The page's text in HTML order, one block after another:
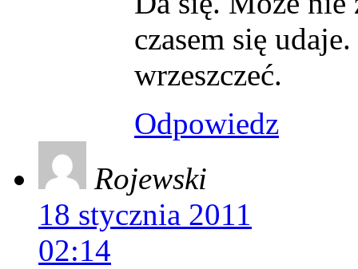
czasem się
wrzeszczeć.
Odpowiedz
Rojewski
18 stycznia 2011
02:14